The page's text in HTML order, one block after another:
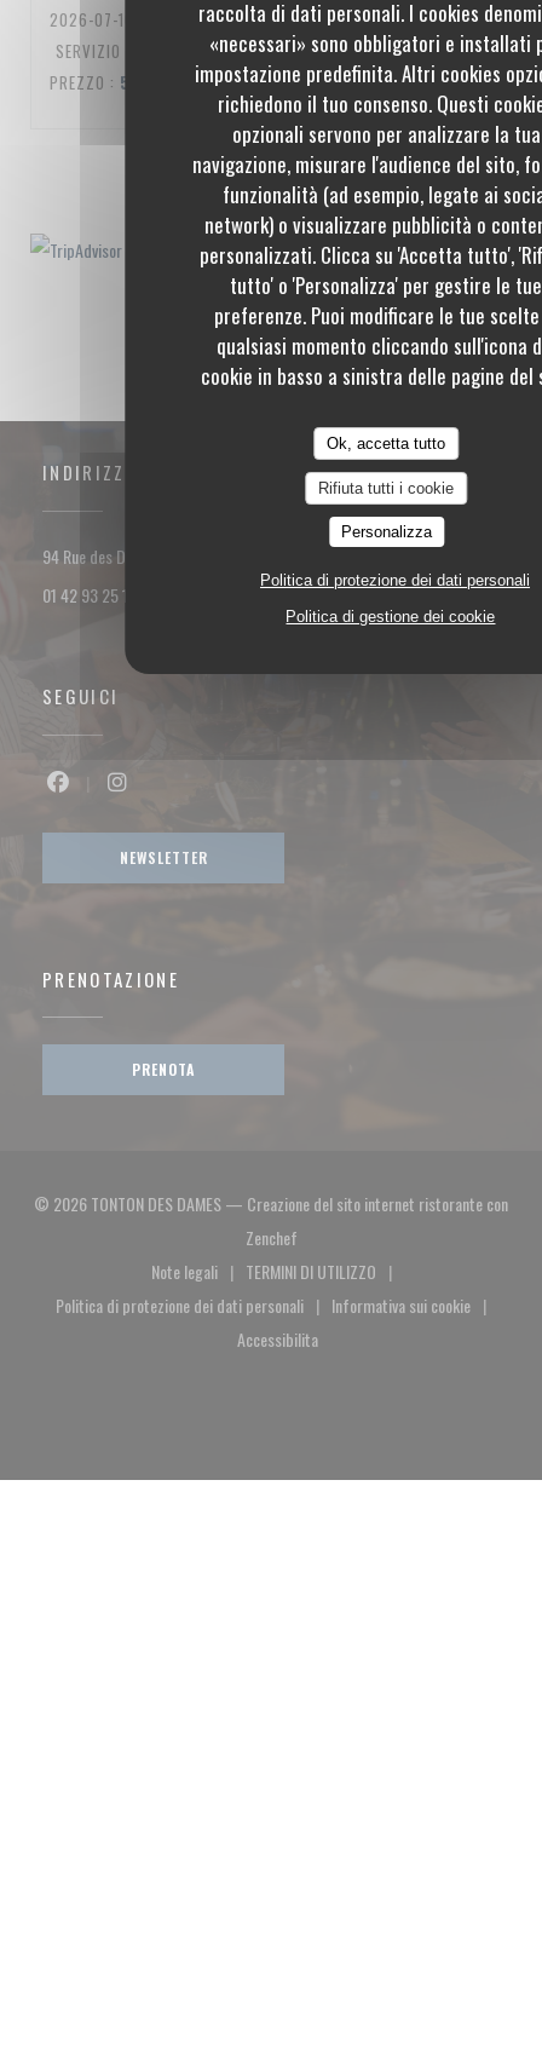
raccolta di dati personali. I cookies
«necessari» sono obbligatori e installati
impostazione predefinita. Altri cookies
richiedono il tuo consenso. Questi
opzionali servono per analizzare la tua
navigazione, misurare l'audience del sito,
funzionalità (ad esempio, legate ai
network) o visualizzare pubblicità o
personalizzati. Clicca su 'Accetta tutto',
tutto' o 'Personalizza' per gestire le tue
preferenze. Puoi modificare le tue
qualsiasi momento cliccando sull'icona
cookie in basso a sinistra delle pagine del
Ok, accetta tutto
Rifiuta tutti i cookie
Personalizza
Politica di protezione dei dati personali
Politica di gestione dei cookie
2026-07-10
- 20:00 - OSPITI 3
SERVIZIO
ATMOSFERA: 5/5 CUCINA: 5/5 QUALITÀ /
PREZZO : 5
1 2 3
INDIRIZZO
94 Rue des Dames 75017 PARIS
((apre una nuova finestra))
01 42 93 25 18
SEGUICI
Facebook ((apre una nuova finestra))
NEWSLETTER
PRENOTAZIONE
PRENOTA
© 2026 TONTON DES DAMES — Creazione del sito internet ristorante con
Zenchef((apre una nuova finestra))
Note legali
((apre una nuova finestra))
TERMINI DI UTILIZZO
((apre una nuova finestra))
Politica di protezione dei dati personali
((apre una nuova finestra))
Informativa sui cookie
((apre una nuova
Accessibilita
((apre una nuova finestra))